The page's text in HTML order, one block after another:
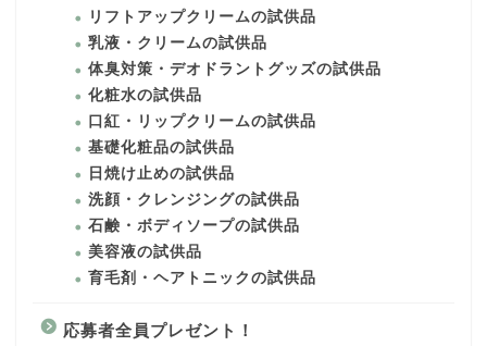
リフトアップクリームの試供品
乳液・クリームの試供品
体臭対策・デオドラントグッズの試供品
化粧水の試供品
口紅・リップクリームの試供品
基礎化粧品の試供品
日焼け止めの試供品
洗顔・クレンジングの試供品
石鹸・ボディソープの試供品
美容液の試供品
育毛剤・ヘアトニックの試供品
応募者全員プレゼント！